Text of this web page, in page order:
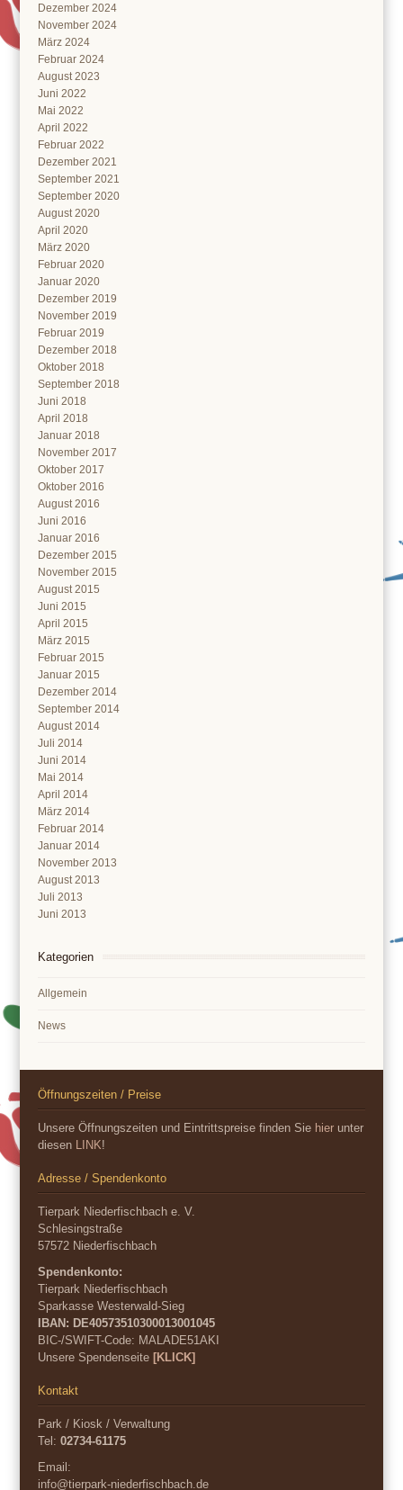
Dezember 2024
November 2024
März 2024
Februar 2024
August 2023
Juni 2022
Mai 2022
April 2022
Februar 2022
Dezember 2021
September 2021
September 2020
August 2020
April 2020
März 2020
Februar 2020
Januar 2020
Dezember 2019
November 2019
Februar 2019
Dezember 2018
Oktober 2018
September 2018
Juni 2018
April 2018
Januar 2018
November 2017
Oktober 2017
Oktober 2016
August 2016
Juni 2016
Januar 2016
Dezember 2015
November 2015
August 2015
Juni 2015
April 2015
März 2015
Februar 2015
Januar 2015
Dezember 2014
September 2014
August 2014
Juli 2014
Juni 2014
Mai 2014
April 2014
März 2014
Februar 2014
Januar 2014
November 2013
August 2013
Juli 2013
Juni 2013
Kategorien
Allgemein
News
Öffnungszeiten / Preise
Unsere Öffnungszeiten und Eintrittspreise finden Sie hier unter
diesen LINK!
Adresse / Spendenkonto
Tierpark Niederfischbach e. V.
Schlesingstraße
57572 Niederfischbach
Spendenkonto:
Tierpark Niederfischbach
Sparkasse Westerwald-Sieg
IBAN: DE40573510300013001045
BIC-/SWIFT-Code: MALADE51AKI
Unsere Spendenseite[KLICK]
Kontakt
Park / Kiosk / Verwaltung
Tel:02734-61175
Email:
info@tierpark-niederfischbach.de